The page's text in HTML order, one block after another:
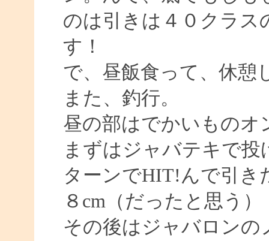
のは引きは４０クラス
す！
で、昼飯食って、休憩
また、釣行。
昼の部はでかいものオ
まずはジャバテキで
ターンでHIT!んで引き
８cm（だったと思う）
その後はジャバロンの